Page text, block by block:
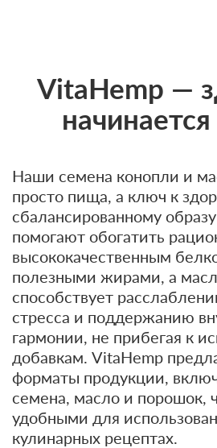
VitaHemp —
Наши семена конопли и
просто пища, а ключ к
сбалансированному
помогают обогатить
высококачественным
полезными жирами, а
способствует
стресса и поддержанию
гармонии, не прибегая к
добавкам. VitaHemp
форматы продукции,
семена, масло и порошок,
удобными для
кулинарных рецептах.